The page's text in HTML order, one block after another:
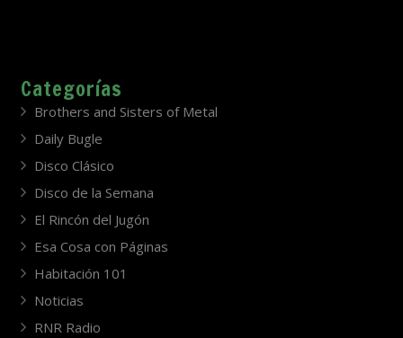
Categorías
Brothers and Sisters of Metal
Daily Bugle
Disco Clásico
Disco de la Semana
El Rincón del Jugón
Esa Cosa con Páginas
Habitación 101
Noticias
RNR Radio